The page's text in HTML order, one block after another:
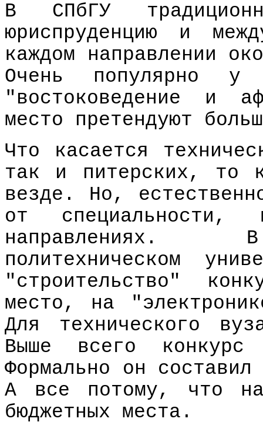
В СПбГУ
юриспруденцию и
каждом направлении
Очень популярно у
"востоковедение и
место претендуют
Что касается
так и питерских, то
везде. Но,
от
направлениях. В
политехническом
"строительство"
место, на
Для технического
Выше всего
Формально он
А все потому, что
бюджетных места.